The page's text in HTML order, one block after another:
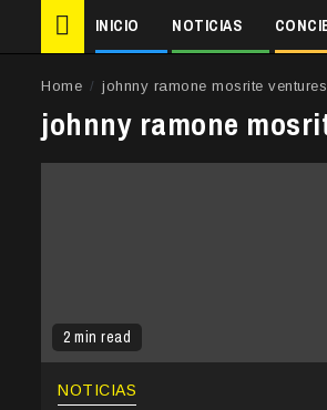
INICIO NOTICIAS
Home johnny ramone mosrite
johnny ramone
2 min read
NOTICIAS